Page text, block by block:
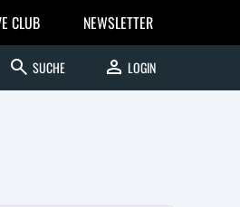
CLUB NEWSLETTER
search SUCHE person LOGIN